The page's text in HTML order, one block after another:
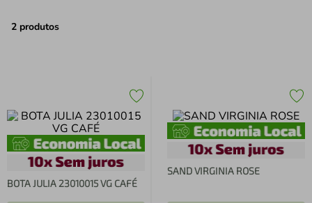
2 produtos
BOTA JULIA 23010015 VG CAFÉ
SAND VIRGINIA ROSE
4º air fryer